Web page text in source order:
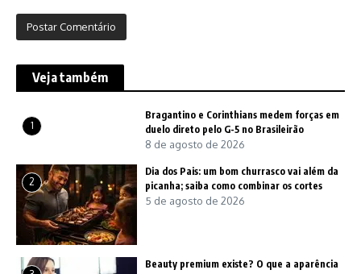
Veja também
1
Bragantino e Corinthians medem forças em
duelo direto pelo G-5 no Brasileirão
8 de agosto de 2026
2
Dia dos Pais: um bom churrasco vai além da
picanha; saiba como combinar os cortes
5 de agosto de 2026
Beauty premium existe? O que a aparência